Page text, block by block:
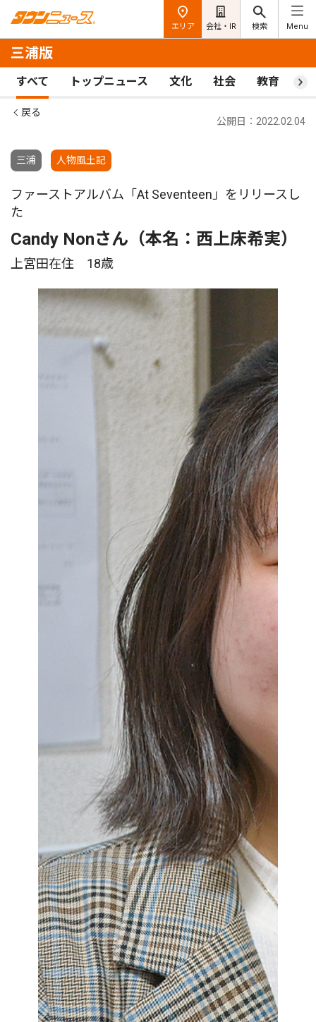
エリア 会社・IR 検索 Menu
三浦版
すべて トップニュース 文化 社会 教育 ス
戻る
三浦 人物風土記
公開日：2022.02.04
ファーストアルバム「At Seventeen」をリリースし
た
Candy Nonさん（本名：西上床希実）
上宮田在住 18歳